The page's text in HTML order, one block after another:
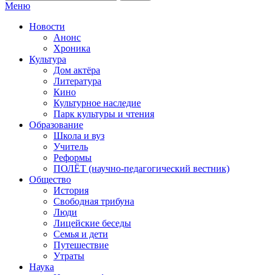
Меню
Новости
Анонс
Хроника
Культура
Дом актёра
Литература
Кино
Культурное наследие
Парк культуры и чтения
Образование
Школа и вуз
Учитель
Реформы
ПОЛЁТ (научно-педагогический вестник)
Общество
История
Свободная трибуна
Люди
Лицейские беседы
Семья и дети
Путешествие
Утраты
Наука